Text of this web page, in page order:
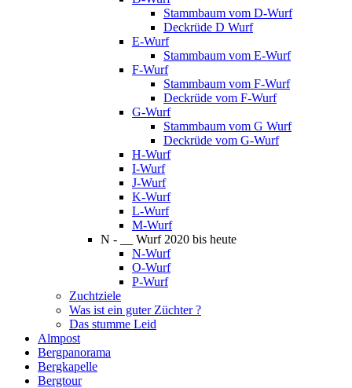
Stammbaum vom D-Wurf
Deckrüde D Wurf
E-Wurf
Stammbaum vom E-Wurf
F-Wurf
Stammbaum vom F-Wurf
Deckrüde vom F-Wurf
G-Wurf
Stammbaum vom G Wurf
Deckrüde vom G-Wurf
H-Wurf
I-Wurf
J-Wurf
K-Wurf
L-Wurf
M-Wurf
N - __ Wurf 2020 bis heute
N-Wurf
O-Wurf
P-Wurf
Zuchtziele
Was ist ein guter Züchter ?
Das stumme Leid
Almpost
Bergpanorama
Bergkapelle
Bergtour